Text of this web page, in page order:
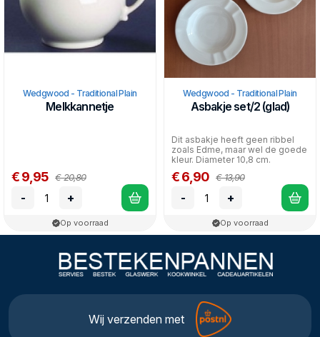
Wedgwood - Traditional Plain
Melkkannetje
€ 9,95 € 20,80
- +
Op voorraad
Wedgwood - Traditional Plain
Asbakje set/2 (glad)
Dit asbakje heeft geen ribbel
zoals Edme, maar wel de goede
kleur. Diameter 10,8 cm.
€ 6,90 € 13,90
- +
Op voorraad
Wij verzenden met